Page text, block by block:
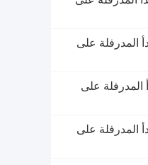
المدرفلة على
المدرفلة على
المدرفلة على